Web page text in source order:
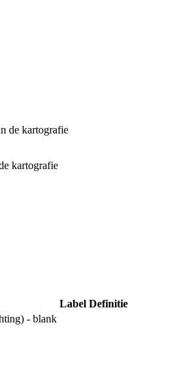
de kartografie
kartografie
Label Definitie
- blank